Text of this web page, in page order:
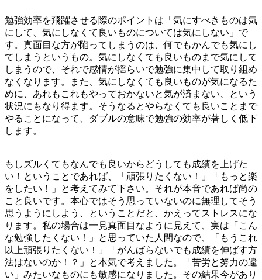
勉強効率を飛躍させる際のポイントは「気にすべきものは気
にして、気にしなくて良いものについては気にしない」で
す。真面目な方が陥ってしまうのは、何でもかんでも気にし
てしまうというもの。気にしなくても良いものまで気にして
しまうので、それで感情が揺らいで勉強に集中して取り組め
なくなります。また、気にしなくても良いものが気になるた
めに、あれもこれもやっておかないと気が済まない、という
状況にもなり得ます。そうなるとやらなくても良いことまで
やることになって、ダブルの意味で勉強の効率が著しく低下
します。
もしズルくてもなんでも良いからどうしても成績を上げた
い！ということであれば、「頑張りたくない！」「もっと楽
をしたい！」と考えてみて下さい。それが本音であれば尚の
こと良いです。本心ではそう思っていないのに無理してそう
思うようにしよう、ということだと、かえってストレスにな
ります。私の場合は一見真面目なように見えて、実は「こん
な勉強したくない！」と思っていた人間なので、「もうこれ
以上頑張りたくない！」「がんばらないでも成績を伸ばす方
法はないのか！？」と本気で考えました。「苦労と努力の違
い」みたいなものにも敏感になりました。その結果今があり